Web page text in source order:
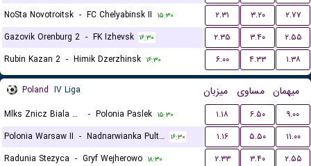
NoSta Novotroitsk - FC Chelyabinsk II ۱۵:۳۰ ۲.۳۱ ۳.۲۰
۲.۷۷
Gazovik Orenburg 2 - FK Izhevsk ۱۶:۳۰ ۲.۳۵ ۳.۴۰
۲.۵۵
Rubin Kazan 2 - Himik Dzerzhinsk ۱۶:۳۰ ۶.۰۰ ۴.۳۳ ۱.۳۸
Poland IV Liga میزبان مساوی میهمان
Mlks Znicz Biala Piska - Polonia Paslek ۱۵:۳۰ ۱.۱۸ ۶.۵۰
۹.۰۰
Polonia Warsaw II - Nadnarwianka Pultusk ۱۶:۳۰ ۱.۱۶ ۵.۵۰
۱۱.۰۰
Radunia Stezyca - Gryf Wejherowo ۱۸:۳۰ ۲.۳۳ ۳.۴۰
۲.۵۵